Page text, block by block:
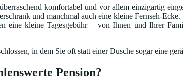
komfortabel und vor allem einzigartig
und manchmal auch eine kleine Fernseh-
eine kleine Tagesgebühr – von Ihnen und Ihrer
in dem Sie oft statt einer Dusche sogar eine
Pension?